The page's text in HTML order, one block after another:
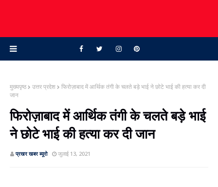
मुख्यपृष्ठ उत्तर प्रदेश
फिरोज़ाबाद में आर्थिक तंगी के चलते बड़े भाई ने छोटे भाई की हत्या कर दी
जान
फिरोज़ाबाद में आर्थिक तंगी के चलते बड़े भाई
ने छोटे भाई की हत्या कर दी जान
प्रखर खबर ब्‍यूरो जुलाई 13, 2021